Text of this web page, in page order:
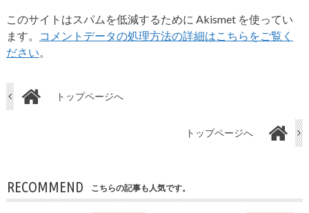
このサイトはスパムを低減するために Akismet を使ってい
ます。
コメントデータの処理方法の詳細はこちらをご覧く
ださい。
トップページへ
トップページへ
RECOMMEND こちらの記事も人気です。